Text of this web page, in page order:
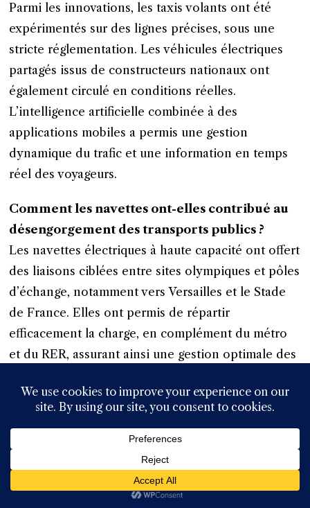
Parmi les innovations, les taxis volants ont été
expérimentés sur des lignes précises, sous une
stricte réglementation. Les véhicules électriques
partagés issus de constructeurs nationaux ont
également circulé en conditions réelles.
L’intelligence artificielle combinée à des
applications mobiles a permis une gestion
dynamique du trafic et une information en temps
réel des voyageurs.
Comment les navettes ont-elles contribué au
désengorgement des transports publics ?
Les navettes électriques à haute capacité ont offert
des liaisons ciblées entre sites olympiques et pôles
d’échange, notamment vers Versailles et le Stade
de France. Elles ont permis de répartir
efficacement la charge, en complément du métro
et du RER, assurant ainsi une gestion optimale des
En quoi la mobilité active a-t-elle été un pilier
pendant Paris 2024 ?
Avec plus de 400 km de pistes cyclables
développées, les vélos en libre-service ont pris
une place centrale, offrant une alternative durable